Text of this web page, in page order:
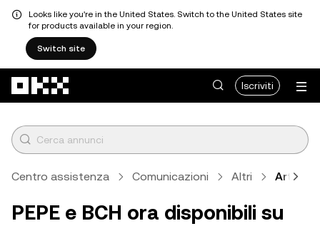
Looks like you're in the United States. Switch to the United States site
for products available in your region.
Switch site
Iscriviti
Centro assistenza Comunicazioni Altri Articolo
PEPE e BCH ora disponibili su